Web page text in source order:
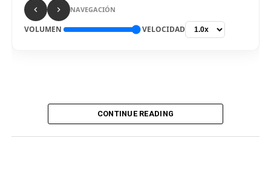
Comparte esto:
NAVEGACIÓN
VOLUMEN VELOCIDAD
CONTINUE READING